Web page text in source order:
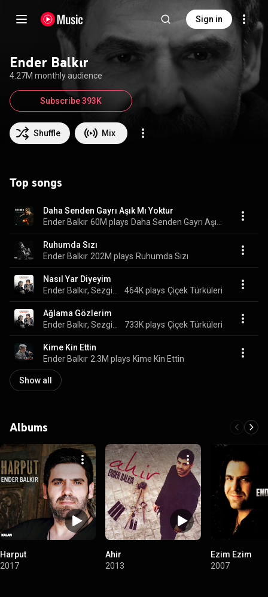
Sign in
Ender Balkır
4.27M monthly audience
Shuffle Mix
Subscribe 393K
Top songs
Daha Senden Gayrı Aşık Mı Yoktur
Ender Balkır 60M plays
Ruhumda Sızı
Ender Balkır 202M plays Ruhumda Sızı
Nasıl Yar Diyeyim
464K plays Çiçek Türküleri
Ağlama Gözlerim
733K plays Çiçek Türküleri
Kime Kin Ettin
Ender Balkır 2.3M plays Kime Kin Ettin
Show all
Albums
Harput
2017
Ahir
2013
Ezim Ezim
2007